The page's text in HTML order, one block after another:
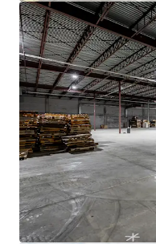
Nous nous associons
financement plus
de leur portefeuille.
découvrir une meilleure
En savoir plus
Dernière mise à jour Nov